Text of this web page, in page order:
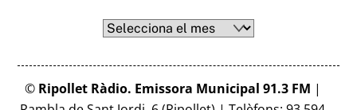
Arxius
© Ripollet Ràdio. Emissora Municipal 91.3 FM |